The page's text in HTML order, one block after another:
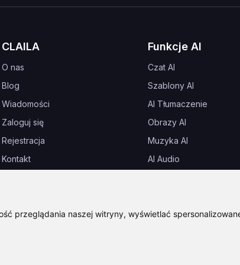
przeglądania naszej witryny, wyświetlać
CLAILA
O nas
Blog
Wiadomości
Zaloguj się
Rejestracja
Kontakt
Ochrona prywatności
Funkcje AI
Czat AI
Szablony AI
AI Tłumaczenie
Obrazy AI
Muzyka AI
AI Audio